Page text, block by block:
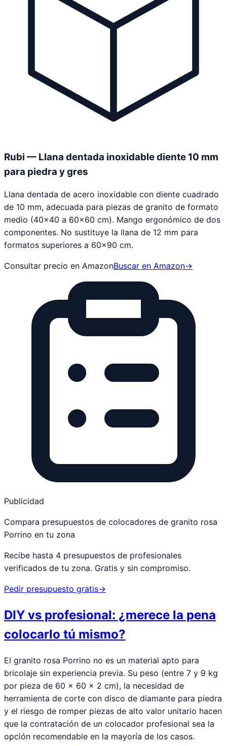
Rubi — Llana dentada inoxidable diente 10 mm
para piedra y gres
Llana dentada de acero inoxidable con diente cuadrado
de 10 mm, adecuada para piezas de granito de formato
medio (40×40 a 60×60 cm). Mango ergonómico de dos
componentes. No sustituye la llana de 12 mm para
formatos superiores a 60×90 cm.
Consultar precio en AmazonBuscar en Amazon→
Publicidad
Compara presupuestos de colocadores de granito rosa
Porrino en tu zona
Recibe hasta 4 presupuestos de profesionales
verificados de tu zona. Gratis y sin compromiso.
Pedir presupuesto gratis→
DIY vs profesional: ¿merece la pena
colocarlo tú mismo?
El granito rosa Porrino no es un material apto para
bricolaje sin experiencia previa. Su peso (entre 7 y 9 kg
por pieza de 60 × 60 × 2 cm), la necesidad de
herramienta de corte con disco de diamante para piedra
y el riesgo de romper piezas de alto valor unitario hacen
que la contratación de un colocador profesional sea la
opción recomendable en la mayoría de los casos.